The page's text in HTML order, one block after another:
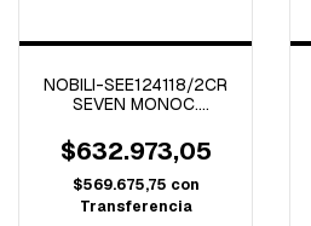
NOBILI-SEE124118/2CR
SEVEN MONOC.
CROMO
$632.973,05
$569.675,75 con
Transferencia